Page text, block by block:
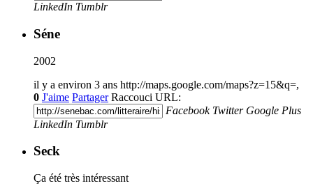
LinkedIn Tumblr
Séne
2002
il y a environ 3 ans http://maps.google.com/maps?z=15&q=,
0 J'aime Partager Raccouci URL:
Facebook Twitter Google Plus
LinkedIn Tumblr
Seck
Ça été très intéressant